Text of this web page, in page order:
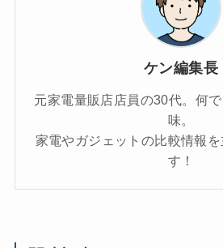
ケン編集長
元家電量販店店員の30代。何
味。
家電やガジェットの比較情報
す！